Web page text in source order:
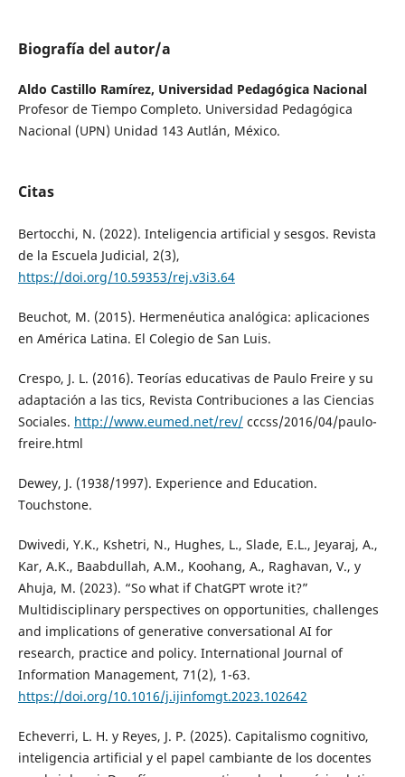
Biografía del autor/a
Aldo Castillo Ramírez, Universidad Pedagógica Nacional
Profesor de Tiempo Completo. Universidad Pedagógica
Nacional (UPN) Unidad 143 Autlán, México.
Citas
Bertocchi, N. (2022). Inteligencia artificial y sesgos. Revista
de la Escuela Judicial, 2(3),
https://doi.org/10.59353/rej.v3i3.64
Beuchot, M. (2015). Hermenéutica analógica: aplicaciones
en América Latina. El Colegio de San Luis.
Crespo, J. L. (2016). Teorías educativas de Paulo Freire y su
adaptación a las tics, Revista Contribuciones a las Ciencias
Sociales. http://www.eumed.net/rev/cccss/2016/04/paulo-
freire.html
Dewey, J. (1938/1997). Experience and Education.
Touchstone.
Dwivedi, Y.K., Kshetri, N., Hughes, L., Slade, E.L., Jeyaraj, A.,
Kar, A.K., Baabdullah, A.M., Koohang, A., Raghavan, V., y
Ahuja, M. (2023). “So what if ChatGPT wrote it?”
Multidisciplinary perspectives on opportunities, challenges
and implications of generative conversational AI for
research, practice and policy. International Journal of
Information Management, 71(2), 1-63.
https://doi.org/10.1016/j.ijinfomgt.2023.102642
Echeverri, L. H. y Reyes, J. P. (2025). Capitalismo cognitivo,
inteligencia artificial y el papel cambiante de los docentes